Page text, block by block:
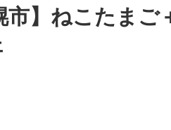
】ねこたまご